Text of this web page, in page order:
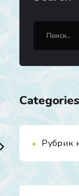
Categories
Рубрик